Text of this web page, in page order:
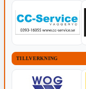
TILLVERKNING